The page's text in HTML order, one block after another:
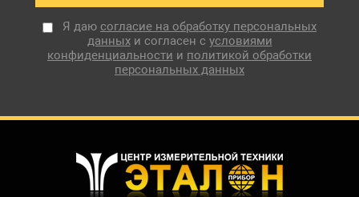
Я даю согласие на обработку персональных
данныхи согласен с условиями
конфиденциальности и политикой обработки
персональных данных